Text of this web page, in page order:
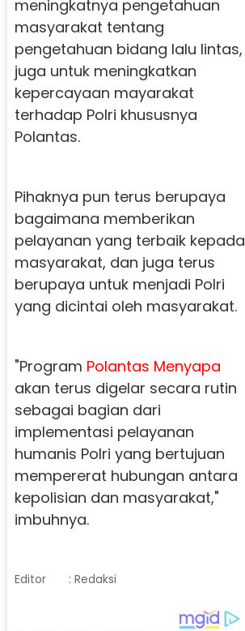
meningkatnya pengetahuan
masyarakat tentang
pengetahuan bidang lalu lintas,
juga untuk meningkatkan
kepercayaan mayarakat
terhadap Polri khususnya
Polantas.
Pihaknya pun terus berupaya
bagaimana memberikan
pelayanan yang terbaik kepada
masyarakat, dan juga terus
berupaya untuk menjadi Polri
yang dicintai oleh masyarakat.
"Program Polantas Menyapa
akan terus digelar secara rutin
sebagai bagian dari
implementasi pelayanan
humanis Polri yang bertujuan
mempererat hubungan antara
kepolisian dan masyarakat,"
imbuhnya.
Editor : Redaksi